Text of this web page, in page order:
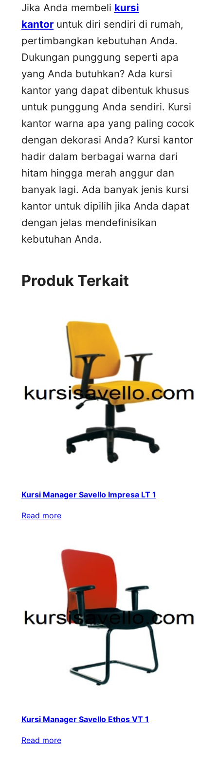
Jika Anda membeli kursi
kantor untuk diri sendiri di rumah,
pertimbangkan kebutuhan Anda.
Dukungan punggung seperti apa
yang Anda butuhkan? Ada kursi
kantor yang dapat dibentuk khusus
untuk punggung Anda sendiri. Kursi
kantor warna apa yang paling cocok
dengan dekorasi Anda? Kursi kantor
hadir dalam berbagai warna dari
hitam hingga merah anggur dan
banyak lagi. Ada banyak jenis kursi
kantor untuk dipilih jika Anda dapat
dengan jelas mendefinisikan
kebutuhan Anda.
Produk Terkait
Kursi Manager Savello Impresa LT 1
Read more
Kursi Manager Savello Ethos VT 1
Read more